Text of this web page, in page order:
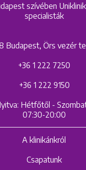
szívében
specialisták
Budapest, Örs vezér
+36 1 222 7250
+36 1 222 9150
Hétfőtől -
07:30-20:00
A klinikánkról
Csapatunk